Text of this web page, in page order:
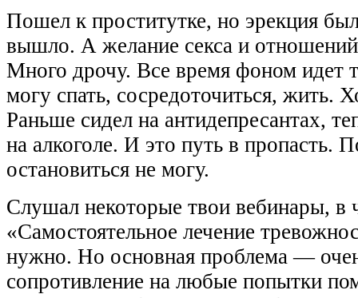
Пошел к проститутке, но эрекция
вышло. А желание секса и отношений
Много дрочу. Все время фоном идет
могу спать, сосредоточиться, жить.
Раньше сидел на антидепресантах,
на алкоголе. И это путь в пропасть.
остановиться не могу.
Слушал некоторыe твои вебинары, в
«Самостоятельное лечение
нужно. Но основная проблема —
сопротивление на любые попытки